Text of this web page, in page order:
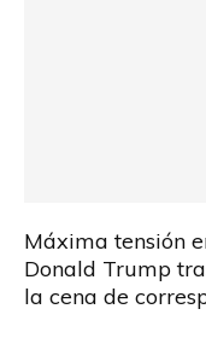
Máxima tensión
Donald Trump
la cena de